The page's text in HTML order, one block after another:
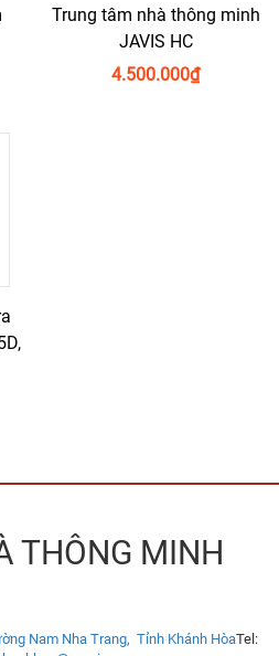
Trung tâm nhà thông minh
JAVIS HC
₫
4.500.000
THÔNG MINH
Nam Nha Trang, Tỉnh Khánh HòaTel: